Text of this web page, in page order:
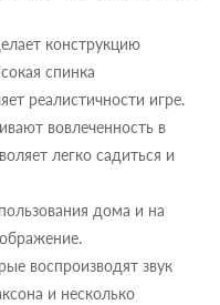
конструкцию
спинка
реалистичности игре.
вовлеченность в
легко садиться и
дома и на
воспроизводят звук
и несколько